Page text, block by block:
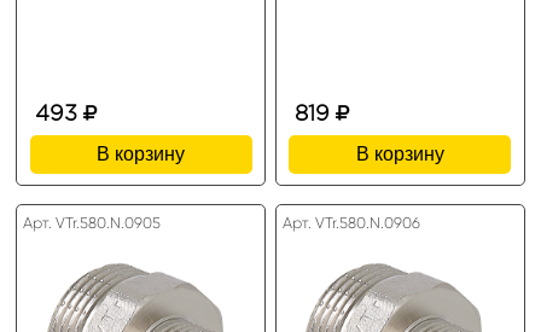
493
В корзину
819
В корзину
Арт. VTr.580.N.0905 Арт. VTr.580.N.0906